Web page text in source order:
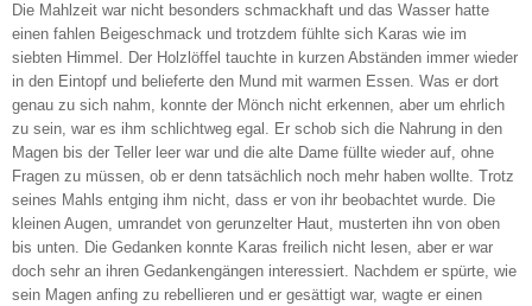
Die Mahlzeit war nicht besonders schmackhaft und das Wasser hatte
einen fahlen Beigeschmack und trotzdem fühlte sich Karas wie im
siebten Himmel. Der Holzlöffel tauchte in kurzen Abständen immer wieder
in den Eintopf und belieferte den Mund mit warmen Essen. Was er dort
genau zu sich nahm, konnte der Mönch nicht erkennen, aber um ehrlich
zu sein, war es ihm schlichtweg egal. Er schob sich die Nahrung in den
Magen bis der Teller leer war und die alte Dame füllte wieder auf, ohne
Fragen zu müssen, ob er denn tatsächlich noch mehr haben wollte. Trotz
seines Mahls entging ihm nicht, dass er von ihr beobachtet wurde. Die
kleinen Augen, umrandet von gerunzelter Haut, musterten ihn von oben
bis unten. Die Gedanken konnte Karas freilich nicht lesen, aber er war
doch sehr an ihren Gedankengängen interessiert. Nachdem er spürte, wie
sein Magen anfing zu rebellieren und er gesättigt war, wagte er einen